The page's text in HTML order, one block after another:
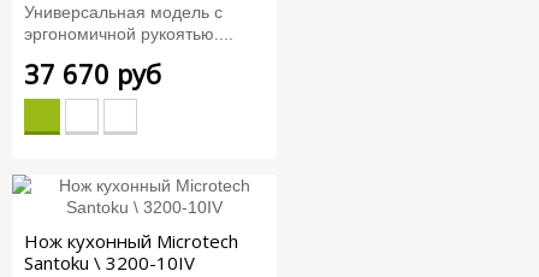
Универсальная модель с
эргономичной рукоятью....
37 670 руб
Нож кухонный Microtech
Santoku \ 3200-10IV